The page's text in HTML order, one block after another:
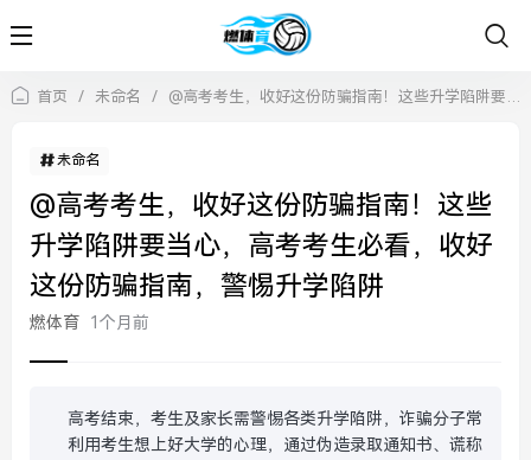
首页 / 未命名 / @高考考生，收好这份防骗指南！这些升学陷阱要当心，高考考生必看，收好这份防骗指南，警惕升学陷阱
未命名
@高考考生，收好这份防骗指南！这些
升学陷阱要当心，高考考生必看，收好
这份防骗指南，警惕升学陷阱
燃体育 1个月前
高考结束，考生及家长需警惕各类升学陷阱，诈骗分子常
利用考生想上好大学的心理，通过伪造录取通知书、谎称